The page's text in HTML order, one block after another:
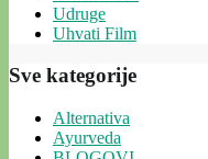
Udruge
Uhvati Film
Sve kategorije
Alternativa
Ayurveda